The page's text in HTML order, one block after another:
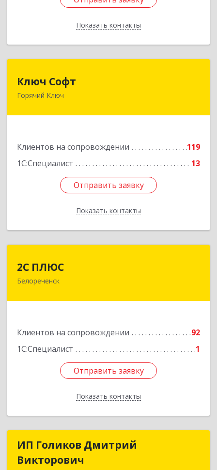
Показать контакты
Назад
Ключ Софт
Горячий Ключ
Клиентов на сопровождении
119
1С:Специалист
13
Отправить заявку
Показать контакты
353287, Краснодарский край, Горячий Ключ г,
Отправить заявку
Назад
2С ПЛЮС
Белореченск
Клиентов на сопровождении
92
1С:Специалист
1
Отправить заявку
Показать контакты
352630, Краснодарский край, Белореченский р-
Отправить заявку
Назад
ИП Голиков Дмитрий
Викторович
ИП Голиков Дмитрий